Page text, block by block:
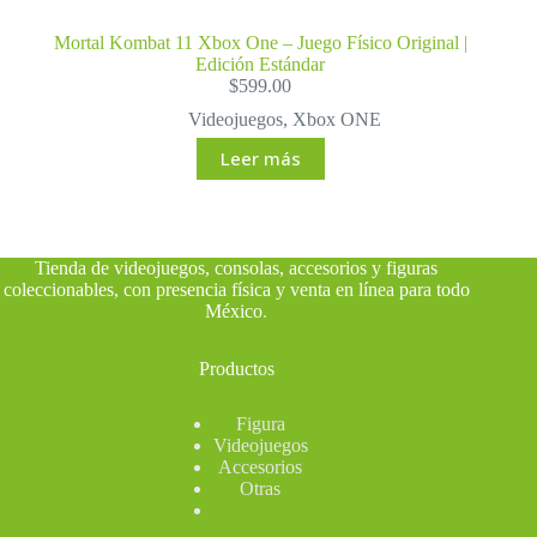
Mortal Kombat 11 Xbox One – Juego Físico Original |
Edición Estándar
$599.00
Videojuegos, Xbox ONE
Leer más
Tienda de videojuegos, consolas, accesorios y figuras
coleccionables, con presencia física y venta en línea para todo
México.
Productos
Figura
Videojuegos
Accesorios
Otras